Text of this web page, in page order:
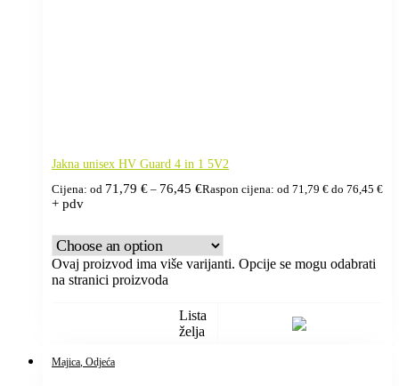
Jakna unisex HV Guard 4 in 1 5V2
Cijena: od 71,79 € – 76,45 €Raspon cijena: od 71,79 € do 76,45 €
+ pdv
Ovaj proizvod ima više varijanti. Opcije se mogu odabrati
na stranici proizvoda
Lista
želja
Majica, Odjeća